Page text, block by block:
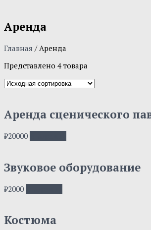
Аренда
Главная / Аренда
Представлено 4 товара
Аренда сценического
₽20000
Звуковое оборудование
₽2000
Костюма